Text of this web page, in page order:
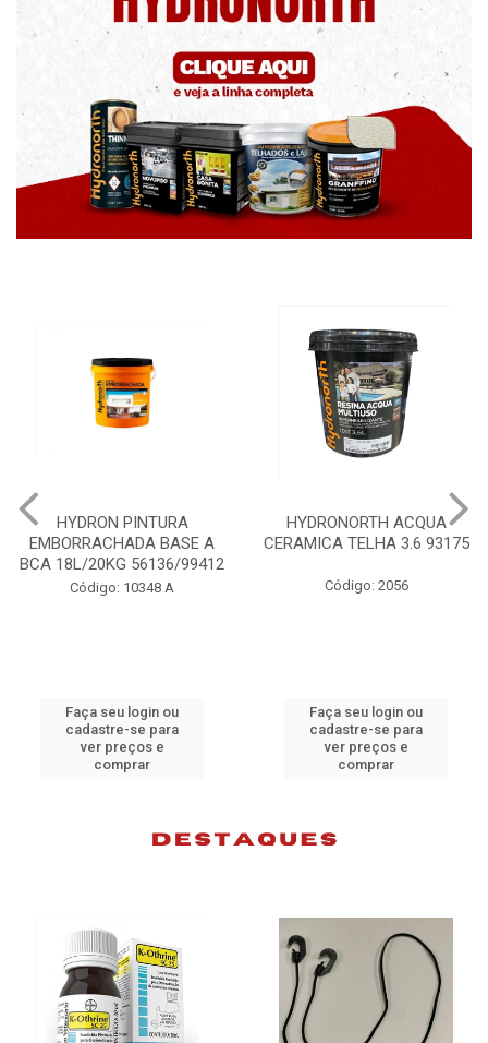
HYDRON PINTURA
EMBORRACHADA BASE A
BCA 18L/20KG 56136/99412
Código: 10348 A
Faça seu login ou
cadastre-se para
ver preços e
comprar
HYDRONORTH ACQUA
CERAMICA TELHA 3.6 93175
Código: 2056
Faça seu login ou
cadastre-se para
ver preços e
comprar